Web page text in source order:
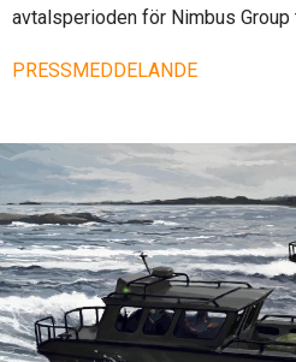
avtalsperioden för Nimbus
PRESSMEDDELANDE